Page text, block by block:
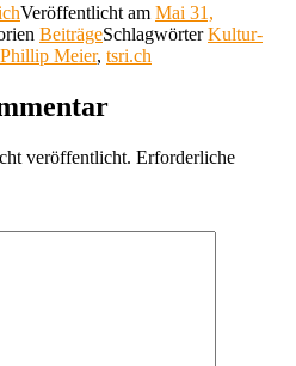
Veröffentlicht am Mai 31,
BeiträgeSchlagwörterKultur-
Phillip Meier, tsri.ch
veröffentlicht. Erforderliche